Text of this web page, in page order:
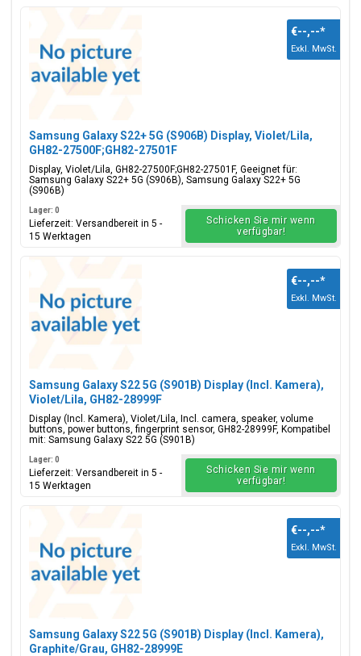
Samsung Galaxy S22+ 5G (S906B) Display, Violet/Lila,
GH82-27500F;GH82-27501F
Display, Violet/Lila, GH82-27500F;GH82-27501F, Geeignet für:
Samsung Galaxy S22+ 5G (S906B), Samsung Galaxy S22+ 5G
(S906B)
€--,--*
Exkl. MwSt.
Lager: 0
Lieferzeit: Versandbereit in 5 -
15 Werktagen
Schicken Sie mir wenn
verfügbar!
Samsung Galaxy S22 5G (S901B) Display (Incl. Kamera),
Violet/Lila, GH82-28999F
Display (Incl. Kamera), Violet/Lila, Incl. camera, speaker, volume
buttons, power buttons, fingerprint sensor, GH82-28999F, Kompatibel
mit: Samsung Galaxy S22 5G (S901B)
€--,--*
Exkl. MwSt.
Lager: 0
Lieferzeit: Versandbereit in 5 -
15 Werktagen
Schicken Sie mir wenn
verfügbar!
Samsung Galaxy S22 5G (S901B) Display (Incl. Kamera),
Graphite/Grau, GH82-28999E
€--,--*
Exkl. MwSt.